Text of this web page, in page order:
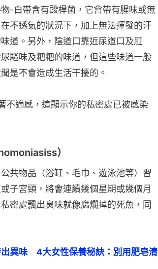
-白帶含有酸桿菌，它會帶有腥味或無
不透氣的狀況下，加上無法揮發的汗
道。另外，陰道口靠近尿道口及肛
騷味及粑粑的味道，但這些味道一般
是不會造成生活干擾的。
不適感，這顯示你的私密處已被感染
）
共物品（浴缸、毛巾、遊泳池等）習
子宮頸，將會連續幾個星期或幾個月
密處飄出臭味就像腐爛掉的死魚，同
異味　4大女性保養秘訣：別用肥皂清